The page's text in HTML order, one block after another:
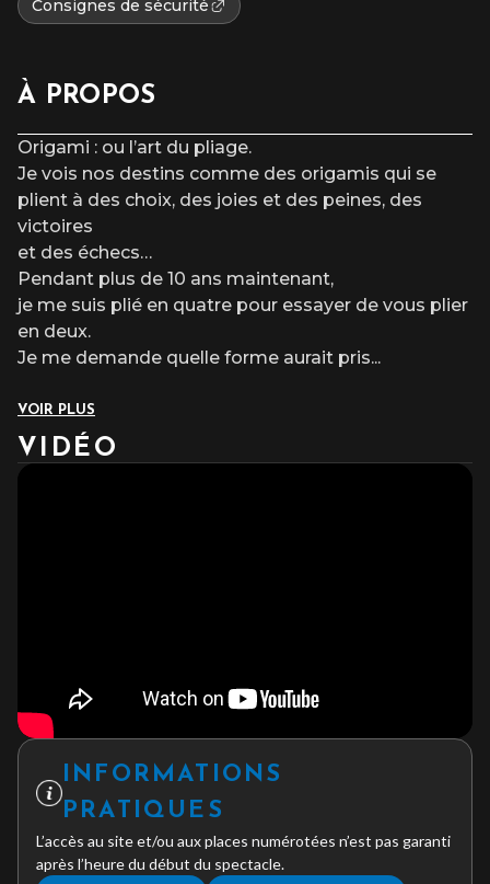
Consignes de sécurité
À PROPOS
Origami : ou l’art du pliage.
Je vois nos destins comme des origamis qui se
plient à des choix, des joies et des peines, des
victoires
et des échecs…
Pendant plus de 10 ans maintenant,
je me suis plié en quatre pour essayer de vous plier
en deux.
Je me demande quelle forme aurait pris...
VOIR PLUS
VIDÉO
INFORMATIONS
PRATIQUES
L’accès au site et/ou aux places numérotées n’est pas garanti
après l’heure du début du spectacle.